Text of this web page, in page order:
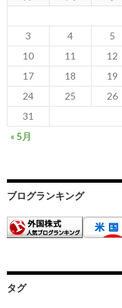
3
4 5
10
11 12
17
18 19
24
25 26
31
« 5月
ブログランキング
タグ